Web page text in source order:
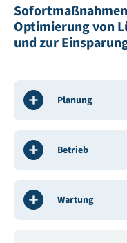
Optimierung von
und zur
Planung
Betrieb
Wartung